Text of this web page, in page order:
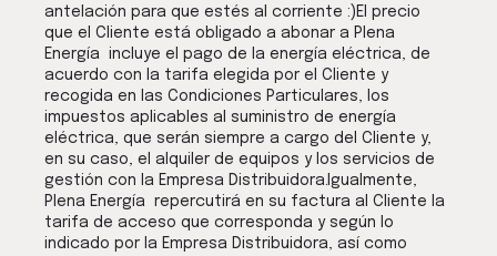
antelación para que estés al corriente :)El precio
que el Cliente está obligado a abonar a Plena
Energía incluye el pago de la energía eléctrica, de
acuerdo con la tarifa elegida por el Cliente y
recogida en las Condiciones Particulares, los
impuestos aplicables al suministro de energía
eléctrica, que serán siempre a cargo del Cliente y,
en su caso, el alquiler de equipos y los servicios de
gestión con la Empresa Distribuidora.Igualmente,
Plena Energía repercutirá en su factura al Cliente la
tarifa de acceso que corresponda y según lo
indicado por la Empresa Distribuidora, así como